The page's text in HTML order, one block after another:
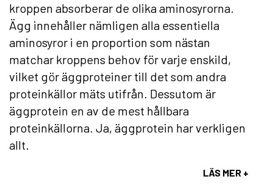
kroppen absorberar de olika aminosyrorna.
Ägg innehåller nämligen alla essentiella
aminosyror i en proportion som nästan
matchar kroppens behov för varje enskild,
vilket gör äggproteiner till det som andra
proteinkällor mäts utifrån. Dessutom är
äggprotein en av de mest hållbara
proteinkällorna. Ja, äggprotein har verkligen
allt.
LÄS MER +